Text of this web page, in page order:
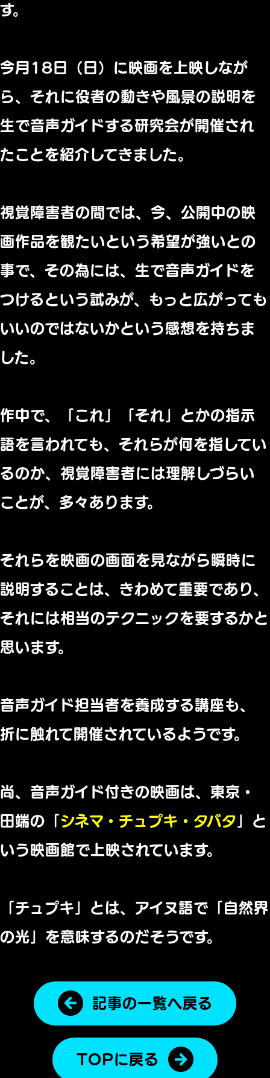
す。
今月18日（日）に映画を上映しなが
ら、それに役者の動きや風景の説明を
生で音声ガイドする研究会が開催され
たことを紹介してきました。
視覚障害者の間では、今、公開中の映
画作品を観たいという希望が強いとの
事で、その為には、生で音声ガイドを
つけるという試みが、 もっと広がっても
いいのではないかという感想を持ちま
した。
作中で、「これ」「それ」とかの指示
語を言われても、それらが何を指してい
るのか、視覚障害者には理解しづらい
ことが、多々あります。
それらを映画の画面を見ながら瞬時に
説明することは、 きわめて重要であり、
それには相当のテクニックを要するかと
思います。
音声ガイド担当者を養成する講座も、
折に触れて開催されているようです。
尚、音声ガイド付きの映画は、東京・
田端の「 シネマ・チュプキ・ タバタ 」と
いう映画館で上映されています。
「チュプキ」とは、 アイヌ語で「自然界
の光」を意味するのだそうです。
記事の一覧へ戻る
TOPに戻る